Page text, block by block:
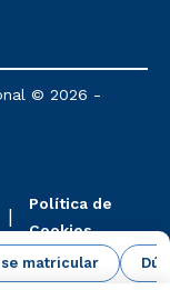
se matricular
será de R$
Ensino
Metodologia
© 2026 -
Política de
Cookies